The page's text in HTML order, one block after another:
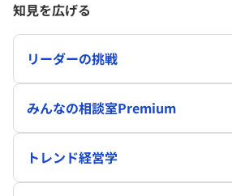
知見を広げる
リーダーの挑戦
みんなの相談室Premium
トレンド経営学